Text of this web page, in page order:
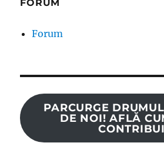
FORUM
Forum
PARCURGE
DE NOI! AFLĂ
CONTRIBUI